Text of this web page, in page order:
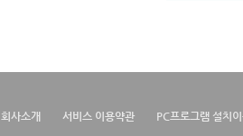
회사소개 서비스 이용약관 PC프로그램 설치